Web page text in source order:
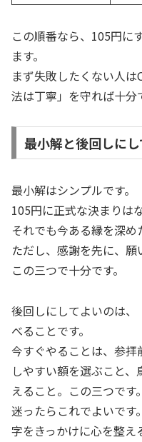
この順番なら、105円に
ます。
まず失敗したくない人
法は丁寧」を守れば十分
最小解と後回しに
最小解はシンプルです。
105円に正式な決まりは
それでも今ある縁を深め
ただし、感謝を先に、願
この三つで十分です。
後回しにしてよいのは
べることです。
今すぐやることは、参
しやすい額を選ぶこと
えること。この三つです。
迷ったらこれでよいで
字をきっかけに心を整え